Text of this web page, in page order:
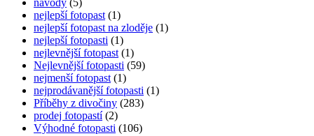
nejlepší fotopast (1)
nejlepší fotopast na zloděje (1)
nejlepší fotopasti (1)
nejlevnější fotopast (1)
Nejlevnější fotopasti (59)
nejmenší fotopast (1)
nejprodávanější fotopasti (1)
Příběhy z divočiny (283)
prodej fotopastí(2)
Výhodné fotopasti (106)